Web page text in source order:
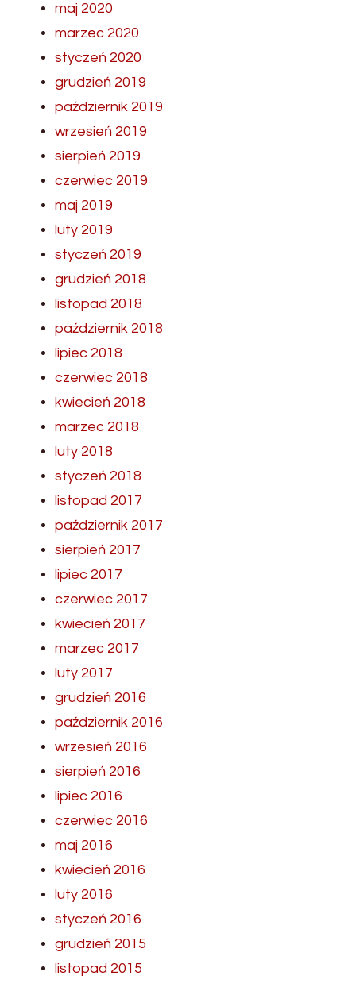
maj 2020
marzec 2020
styczeń 2020
grudzień 2019
październik 2019
wrzesień 2019
sierpień 2019
czerwiec 2019
maj 2019
luty 2019
styczeń 2019
grudzień 2018
listopad 2018
październik 2018
lipiec 2018
czerwiec 2018
kwiecień 2018
marzec 2018
luty 2018
styczeń 2018
listopad 2017
październik 2017
sierpień 2017
lipiec 2017
czerwiec 2017
kwiecień 2017
marzec 2017
luty 2017
grudzień 2016
październik 2016
wrzesień 2016
sierpień 2016
lipiec 2016
czerwiec 2016
maj 2016
kwiecień 2016
luty 2016
styczeń 2016
grudzień 2015
listopad 2015